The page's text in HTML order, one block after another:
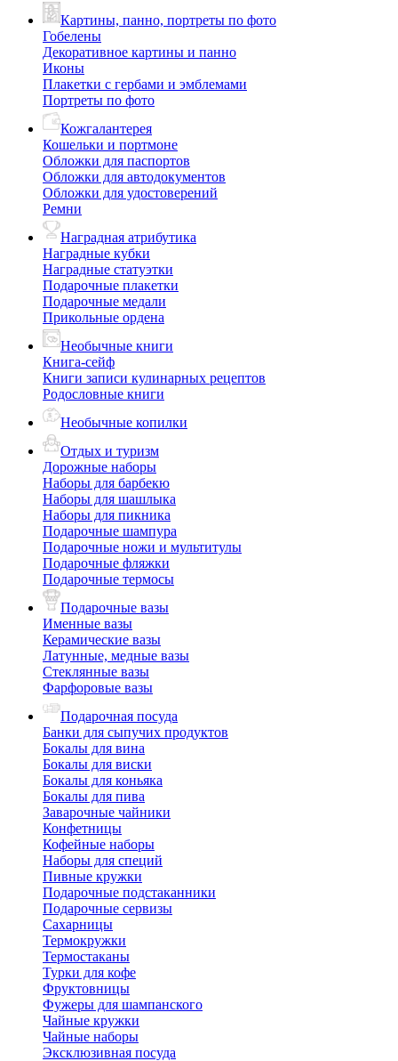
Картины, панно, портреты по фото
Гобелены
Декоративное картины и панно
Иконы
Плакетки с гербами и эмблемами
Портреты по фото
Кожгалантерея
Кошельки и портмоне
Обложки для паспортов
Обложки для автодокументов
Обложки для удостоверений
Ремни
Наградная атрибутика
Наградные кубки
Наградные статуэтки
Подарочные плакетки
Подарочные медали
Прикольные ордена
Необычные книги
Книга-сейф
Книги записи кулинарных рецептов
Родословные книги
Необычные копилки
Отдых и туризм
Дорожные наборы
Наборы для барбекю
Наборы для шашлыка
Наборы для пикника
Подарочные шампура
Подарочные ножи и мультитулы
Подарочные фляжки
Подарочные термосы
Подарочные вазы
Именные вазы
Керамические вазы
Латунные, медные вазы
Стеклянные вазы
Фарфоровые вазы
Подарочная посуда
Банки для сыпучих продуктов
Бокалы для вина
Бокалы для виски
Бокалы для коньяка
Бокалы для пива
Заварочные чайники
Конфетницы
Кофейные наборы
Наборы для специй
Пивные кружки
Подарочные подстаканники
Подарочные сервизы
Сахарницы
Термокружки
Термостаканы
Турки для кофе
Фруктовницы
Фужеры для шампанского
Чайные кружки
Чайные наборы
Эксклюзивная посуда